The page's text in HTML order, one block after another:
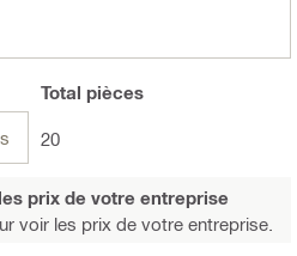
Total pièces
20
prix de votre entreprise
voir les prix de votre entreprise.